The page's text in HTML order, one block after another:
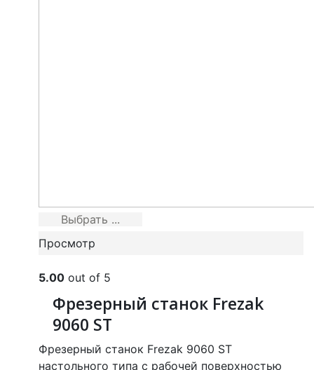
Выбрать ...
Просмотр
5.00 out of 5
Фрезерный станок Frezak
9060 ST
Фрезерный станок Frezak 9060 ST
настольного типа с рабочей поверхностью